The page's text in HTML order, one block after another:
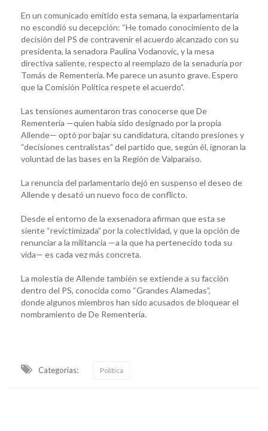
En un comunicado emitido esta semana, la exparlamentaria
no escondió su decepción: “He tomado conocimiento de la
decisión del PS de contravenir el acuerdo alcanzado con su
presidenta, la senadora Paulina Vodanovic, y la mesa
directiva saliente, respecto al reemplazo de la senaduría por
Tomás de Rementería. Me parece un asunto grave. Espero
que la Comisión Política respete el acuerdo”.
Las tensiones aumentaron tras conocerse que De
Rementería —quien había sido designado por la propia
Allende— optó por bajar su candidatura, citando presiones y
“decisiones centralistas” del partido que, según él, ignoran la
voluntad de las bases en la Región de Valparaíso.
La renuncia del parlamentario dejó en suspenso el deseo de
Allende y desató un nuevo foco de conflicto.
Desde el entorno de la exsenadora afirman que esta se
siente “revictimizada” por la colectividad, y que la opción de
renunciar a la militancia —a la que ha pertenecido toda su
vida— es cada vez más concreta.
La molestia de Allende también se extiende a su facción
dentro del PS, conocida como “Grandes Alamedas”,
donde algunos miembros han sido acusados de bloquear el
nombramiento de De Rementería.
Categorias: Política